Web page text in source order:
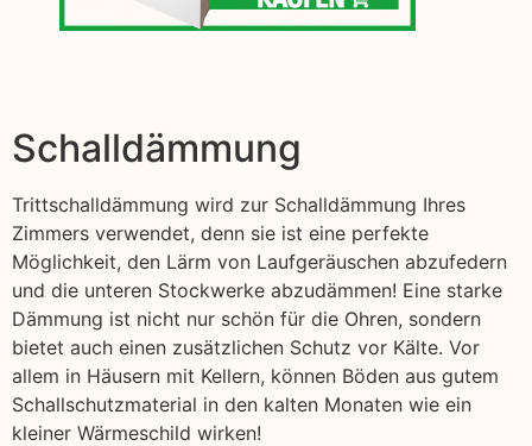
Schalldämmung
Trittschalldämmung wird zur Schalldämmung Ihres
Zimmers verwendet, denn sie ist eine perfekte
Möglichkeit, den Lärm von Laufgeräuschen abzufedern
und die unteren Stockwerke abzudämmen! Eine starke
Dämmung ist nicht nur schön für die Ohren, sondern
bietet auch einen zusätzlichen Schutz vor Kälte. Vor
allem in Häusern mit Kellern, können Böden aus gutem
Schallschutzmaterial in den kalten Monaten wie ein
kleiner Wärmeschild wirken!